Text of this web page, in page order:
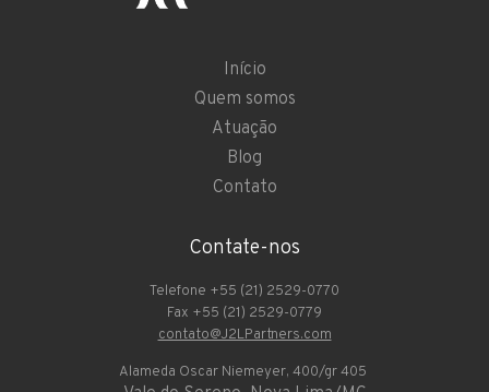
Início
Quem somos
Atuação
Blog
Contato
Contate-nos
Telefone +55 (21) 2529-0770
Fax +55 (21) 2529-0779
contato@J2LPartners.com
Alameda Oscar Niemeyer, 400/gr 405